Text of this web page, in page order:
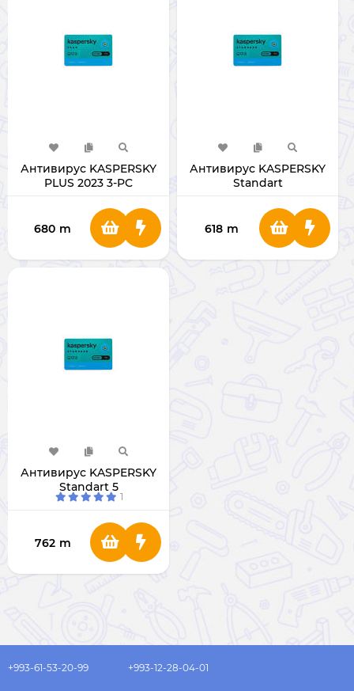
Антивирус KASPERSKY
PLUS 2023 3-PC
680 m
Антивирус KASPERSKY
Standart
618 m
Антивирус KASPERSKY
Standart 5
1
762 m
+993-61-53-20-99 +993-12-28-04-01